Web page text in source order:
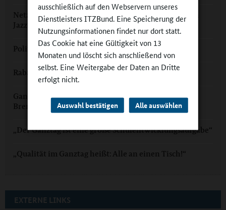
ausschließlich auf den Webservern unseres
Dienstleisters ITZBund. Eine Speicherung der
Nutzungsinformationen findet nur dort statt.
Das Cookie hat eine Gültigkeit von 13
Monaten und löscht sich anschließend von
selbst. Eine Weitergabe der Daten an Dritte
erfolgt nicht.
Auswahl bestätigen Alle auswählen
Netzwerk Ganztagsschulen: „Zusammenspiel wie im
Jazz“
Politische Bildung im Ganztagsgymnasium
Rabauken im Millerntor. Ganztags.
Ganztag mit „The Flitzepfeil“ und Jugend forscht in
Bremerhaven
„Der Ganztag ist eine große Schulentwicklungsaufgabe“
„Qualität im Ganztag heißt: Alle an einen Tisch!“
EXTERNE LINKS